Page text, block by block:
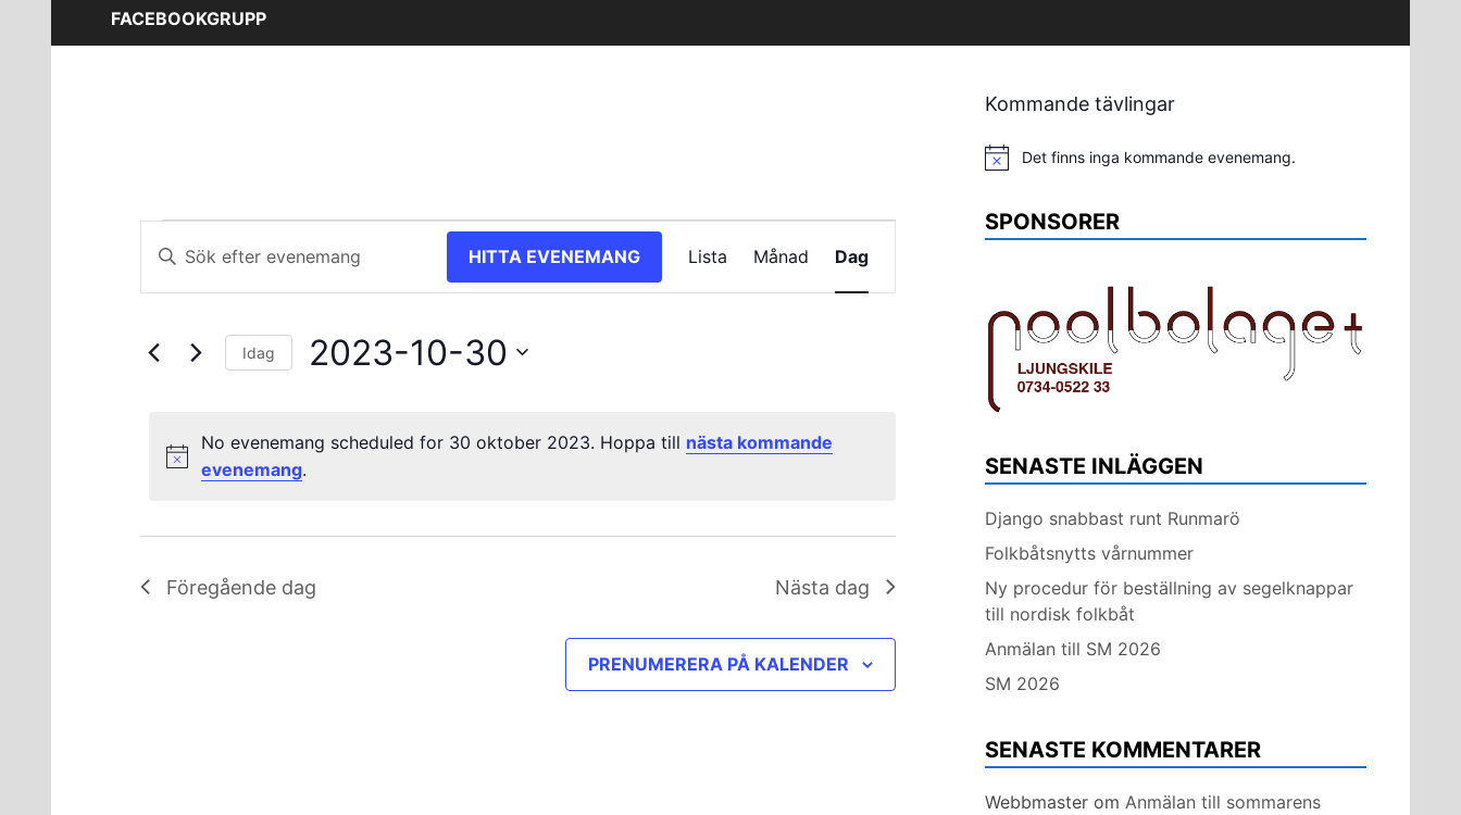
UNDERMENY
FACEBOOKGRUPP
Evenemang
för
30
2023No evenemang scheduled for 30 oktober 2023. Hoppa till nästa kommande
evenemang.
Views
Ange
nyckelord.
Sök
Evenemang
HITTA EVENEMANG
vynavigering
Lista Månad Dag
Idag 2023-10-30
Föregående dag Nästa dag
PRENUMERERA PÅ KALENDER
Kommande tävlingar
Notis Det finns inga kommande evenemang.
SPONSORER
SENASTE INLÄGGEN
Django snabbast runt Runmarö
Folkbåtsnytts vårnummer
Ny procedur för beställning av segelknappar
till nordisk folkbåt
Anmälan till SM 2026
SM 2026
SENASTE KOMMENTARER
Webbmaster om Anmälan till sommarens